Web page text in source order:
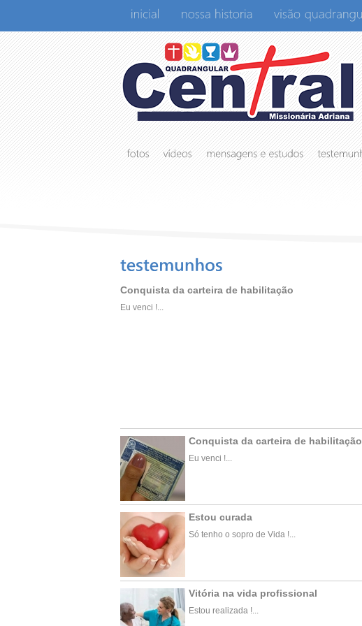
Conquista da carteira de habilitação
Eu venci !...
Conquista da carteira de habilitação
Eu venci !...
Estou curada
Só tenho o sopro de Vida !...
Vitória na vida profissional
Estou realizada !...